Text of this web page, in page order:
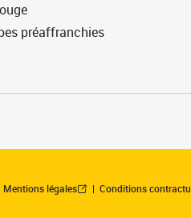
préaffranchies
Mentions légales Conditions